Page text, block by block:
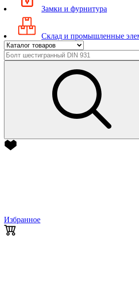
Замки и фурнитура
Склад и промышленные
Избранное